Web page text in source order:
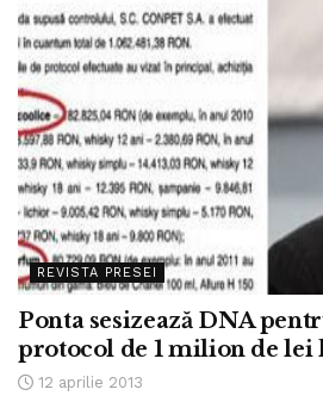
REVISTA PRESEI
Ponta sesizează DNA
protocol de 1 milion de lei
12 aprilie 2013